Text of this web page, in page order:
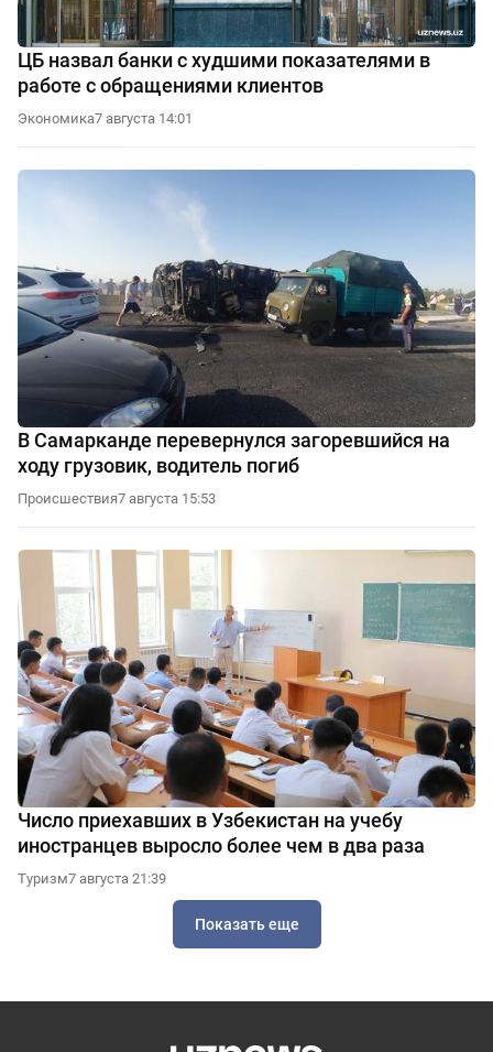
ЦБ назвал банки с худшими показателями в
работе с обращениями клиентов
Экономика7 августа 14:01
В Самарканде перевернулся загоревшийся на
ходу грузовик, водитель погиб
Происшествия7 августа 15:53
Число приехавших в Узбекистан на учебу
иностранцев выросло более чем в два раза
Туризм7 августа 21:39
Показать еще